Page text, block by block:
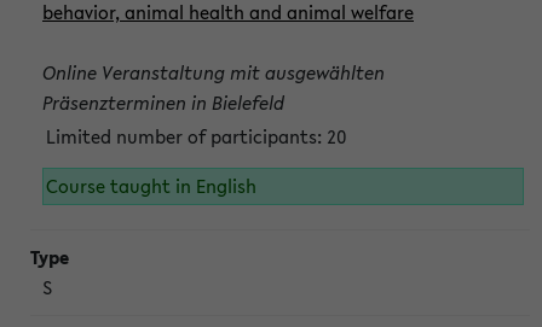
behavior, animal health and animal welfare
Online Veranstaltung mit ausgewählten
Präsenzterminen in Bielefeld
Limited number of participants: 20
Course taught in English
S